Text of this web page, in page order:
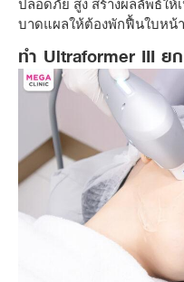
ปลอดภัย สูง สร้างผลลัพธ์ใ
บาดแผลให้ต้องพักฟื้นใบหน้
ทำ Ultraformer III ย